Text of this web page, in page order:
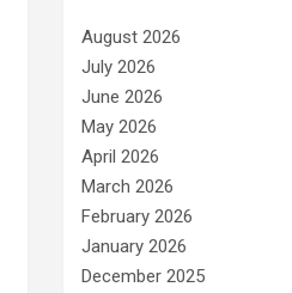
August 2026
July 2026
June 2026
May 2026
April 2026
March 2026
February 2026
January 2026
December 2025